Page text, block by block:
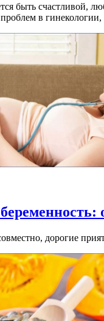
быть счастливой,
в
дорогие